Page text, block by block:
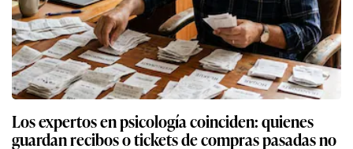
Los expertos en psicología coinciden: quienes
guardan recibos o tickets de compras pasadas no